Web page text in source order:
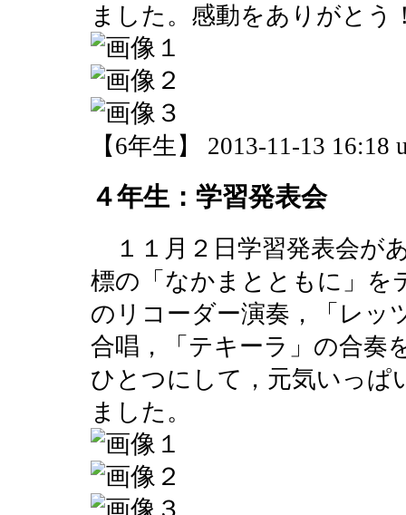
ました。感動をありがとう
【6年生】 2013-11-13 16:18
４年生：学習発表会
１１月２日学習発表会が
標の「なかまとともに」を
のリコーダー演奏，「レッ
合唱，「テキーラ」の合奏
ひとつにして，元気いっぱ
ました。